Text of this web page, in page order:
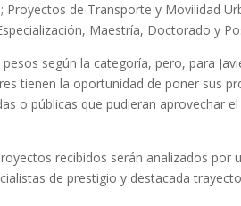
Proyectos de Transporte y Movilidad
Maestría, Doctorado y
según la categoría, pero, para
tienen la oportunidad de poner sus
o públicas que pudieran aprovechar
recibidos serán analizados
de prestigio y destacada